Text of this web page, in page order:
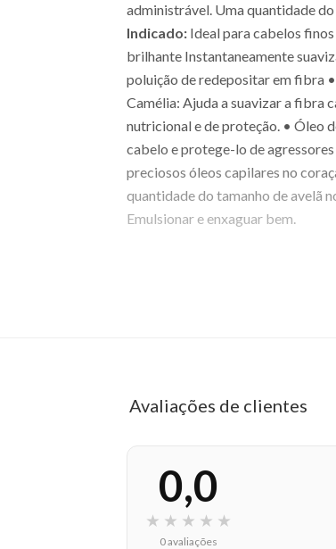
administrável. Uma quantidade
Indicado: Ideal para cabelos
brilhante Instantaneamente
poluição de redepositar em fibra
Camélia: Ajuda a suavizar a fibra
nutricional e de proteção. • Óleo
cabelo e protege-lo de
preciosos óleos capilares no
quantidade do tamanho de avelã
Emulsionar e enxaguar bem.
Avaliações de clientes
0,0
★ ★ ★ ★ ★
0 avaliações